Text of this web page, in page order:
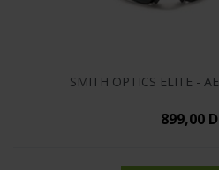
SMITH OPTICS ELITE -
899,00